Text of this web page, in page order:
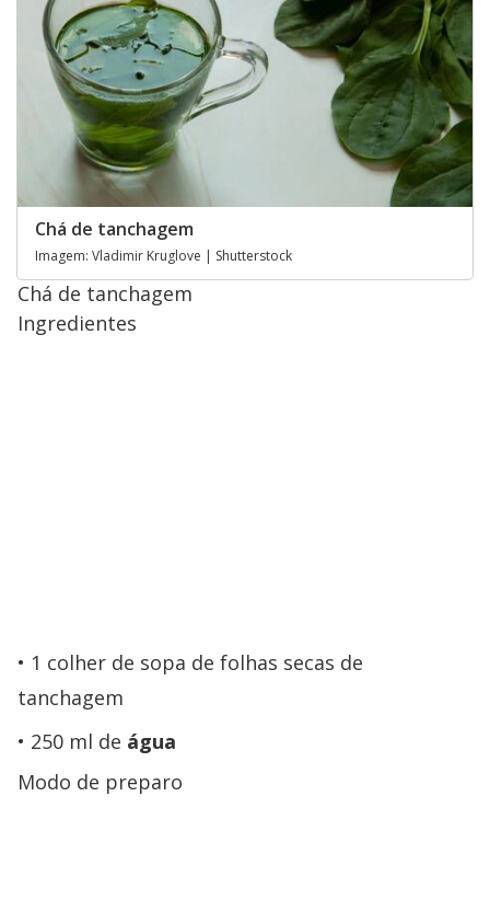
Chá de tanchagem
Imagem: Vladimir Kruglove | Shutterstock
Chá de tanchagem
Ingredientes
1 colher de sopa de folhas secas de
tanchagem
250 ml de água
Modo de preparo